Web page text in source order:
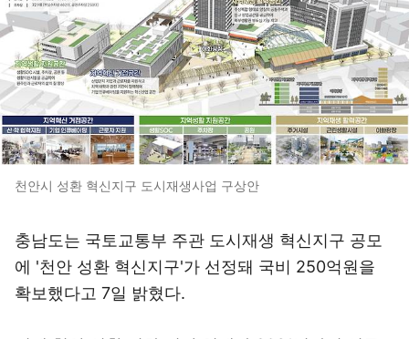
천안시 성환 혁신지구 도시재생사업 구상안
충남도는 국토교통부 주관 도시재생 혁신지구 공모
에 '천안 성환 혁신지구'가 선정돼 국비 250억원을
확보했다고 7일 밝혔다.